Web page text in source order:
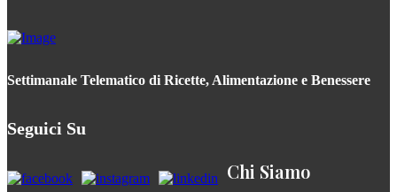
Settimanale Telematico di Ricette, Alimentazione e Benessere
Seguici Su
Chi Siamo